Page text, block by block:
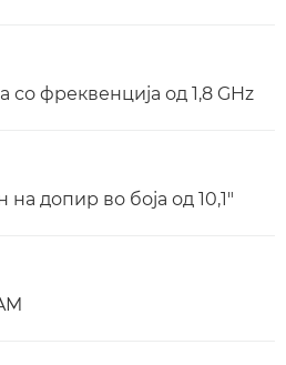
со фреквенција од 1,8 GHz
на допир во боја од 10,1"